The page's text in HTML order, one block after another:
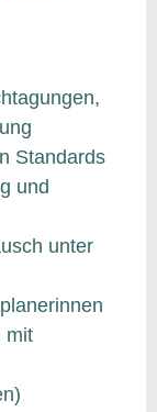
Standards
und
unter
mit